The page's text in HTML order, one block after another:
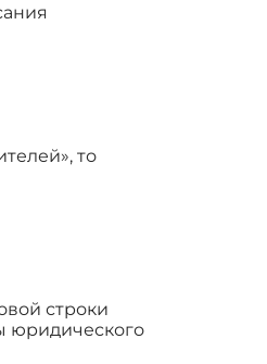
то
строки
юридического